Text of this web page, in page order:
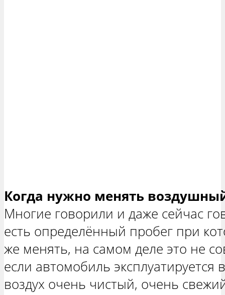
Когда нужно менять
Многие говорили и даже сейчас
есть определённый пробег при
же менять, на самом деле это не
если автомобиль эксплуатируется
воздух очень чистый, очень